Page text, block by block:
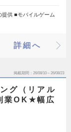
供 ■モバイルゲーム
詳細へ
掲載期間 26/08/10～26/08/23
グ（リアル
業OK★幅広